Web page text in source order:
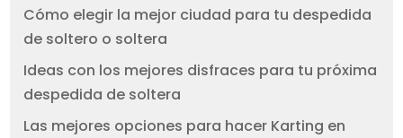
Cómo elegir la mejor ciudad para tu despedida
de soltero o soltera
Ideas con los mejores disfraces para tu próxima
despedida de soltera
Las mejores opciones para hacer Karting en